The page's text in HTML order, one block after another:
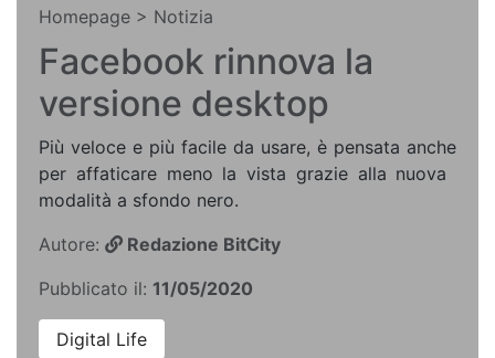
Homepage > Notizia
Facebook rinnova la
versione desktop
Più veloce e più facile da usare, è pensata anche
per affaticare meno la vista grazie alla nuova ​
modalità a sfondo nero.
Autore:
Redazione BitCity
Pubblicato il: 11/05/2020
Digital Life